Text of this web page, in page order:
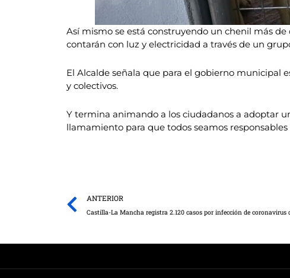
Así mismo se está construyendo un chenil más
contarán con luz y electricidad a través de un
El Alcalde señala que para el gobierno municipal
y colectivos.
Y termina animando a los ciudadanos a adoptar
llamamiento para que todos seamos
Prev
ANTERIOR
Castilla-La Mancha registra 2.120 casos por infección de